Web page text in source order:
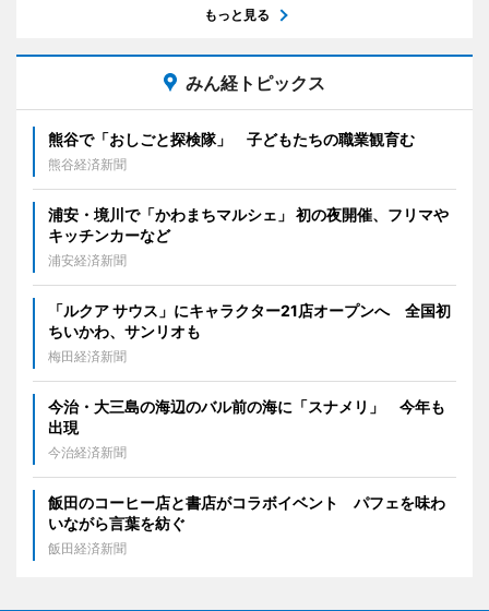
もっと見る
みん経トピックス
熊谷で「おしごと探検隊」 子どもたちの職業観育む
熊谷経済新聞
浦安・境川で「かわまちマルシェ」 初の夜開催、フリマや
キッチンカーなど
浦安経済新聞
「ルクア サウス」にキャラクター21店オープンへ 全国初
ちいかわ、サンリオも
梅田経済新聞
今治・大三島の海辺のバル前の海に「スナメリ」 今年も
出現
今治経済新聞
飯田のコーヒー店と書店がコラボイベント パフェを味わ
いながら言葉を紡ぐ
飯田経済新聞